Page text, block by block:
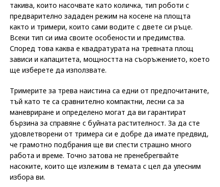
такива, които насочвате като количка, тип роботи с
предварително зададен режим на косене на площта
както и тримери, които сами водите с двете си ръце.
Всеки тип си има своите особености и предимства.
Според това каква е квадратурата на тревната площ
зависи и капацитета, мощността на съоръжението, което
ще изберете да използвате.
Тримерите за трева наистина са едни от предпочитаните,
тъй като те са сравнително компактни, лесни са за
маневриране и определено могат да ви гарантират
бързина за справяне с буйната растителност. За да сте
удовлетворени от тримера си е добре да имате предвид,
че грамотно подбрания ще ви спести страшно много
работа и време. Точно затова не пренебрегвайте
насоките, които ще излежим в темата с цел да улесним
избора ви.